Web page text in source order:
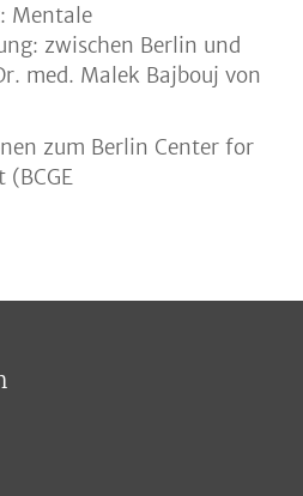
Mentale
zwischen Berlin und
med. Malek Bajbouj von
zum Berlin Center for
(BCGE